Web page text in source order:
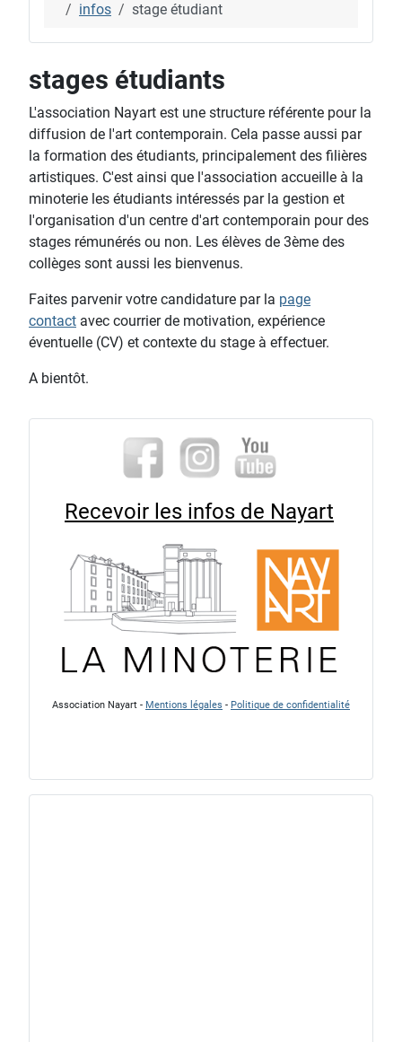
infos
stage étudiant
stages étudiants
L'association Nayart est une structure référente pour la
diffusion de l'art contemporain. Cela passe aussi par
la formation des étudiants, principalement des filières
artistiques. C'est ainsi que l'association accueille à la
minoterie les étudiants intéressés par la gestion et
l'organisation d'un centre d'art contemporain pour des
stages rémunérés ou non. Les élèves de 3ème des
collèges sont aussi les bienvenus.
Faites parvenir votre candidature par la page
contact avec courrier de motivation, expérience
éventuelle (CV) et contexte du stage à effectuer.
A bientôt.
Recevoir les infos de Nayart
Association Nayart - Mentions légales - Politique de confidentialité